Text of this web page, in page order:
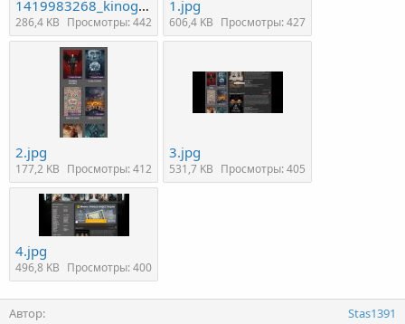
1419983268_kinogo.jpg
286,4 KB Просмотры: 442
1.jpg
606,4 KB Просмотры: 427
2.jpg
177,2 KB Просмотры: 412
3.jpg
531,7 KB Просмотры: 405
4.jpg
496,8 KB Просмотры: 400
Автор
Stas1391